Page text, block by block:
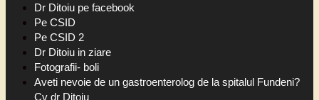
Dr Ditoiu pe facebook
Pe CSID
Pe CSID 2
Dr Ditoiu in ziare
Fotografii- boli
Aveti nevoie de un gastroenterolog de la spitalul Fundeni?
Cv dr Ditoiu